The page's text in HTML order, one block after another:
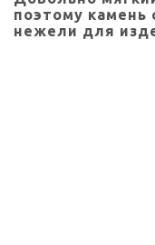
поэтому камень
нежели для